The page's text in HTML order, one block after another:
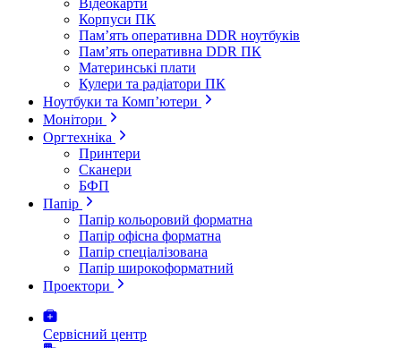
Відеокарти
Корпуси ПК
Пам’ять оперативна DDR ноутбуків
Пам’ять оперативна DDR ПК
Материнські плати
Кулери та радіатори ПК
Ноутбуки та Комп’ютери
Монітори
Оргтехніка
Принтери
Сканери
БФП
Папір
Папір кольоровий форматна
Папір офісна форматна
Папір спеціалізована
Папір широкоформатний
Проектори
Сервісний центр